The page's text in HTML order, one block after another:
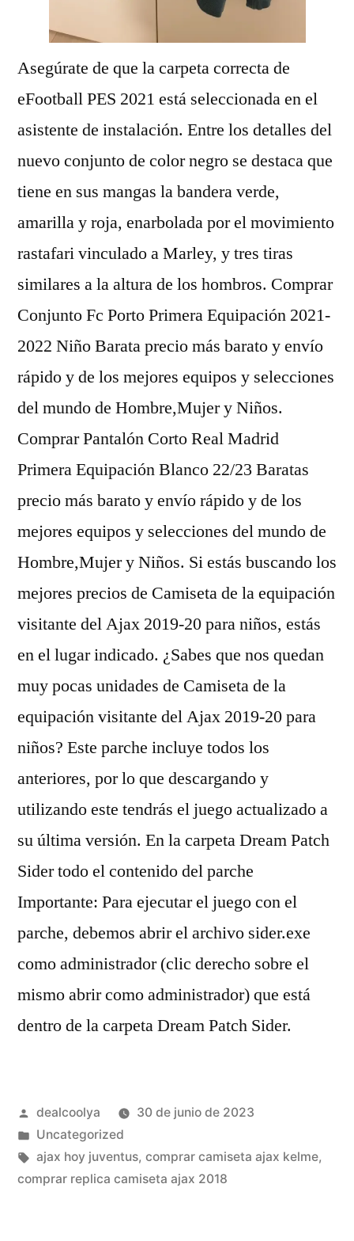
Asegúrate de que la carpeta correcta de
eFootball PES 2021 está seleccionada en el
asistente de instalación. Entre los detalles del
nuevo conjunto de color negro se destaca que
tiene en sus mangas la bandera verde,
amarilla y roja, enarbolada por el movimiento
rastafari vinculado a Marley, y tres tiras
similares a la altura de los hombros. Comprar
Conjunto Fc Porto Primera Equipación 2021-
2022 Niño Barata precio más barato y envío
rápido y de los mejores equipos y selecciones
del mundo de Hombre,Mujer y Niños.
Comprar Pantalón Corto Real Madrid
Primera Equipación Blanco 22/23 Baratas
precio más barato y envío rápido y de los
mejores equipos y selecciones del mundo de
Hombre,Mujer y Niños. Si estás buscando los
mejores precios de Camiseta de la equipación
visitante del Ajax 2019-20 para niños, estás
en el lugar indicado. ¿Sabes que nos quedan
muy pocas unidades de Camiseta de la
equipación visitante del Ajax 2019-20 para
niños? Este parche incluye todos los
anteriores, por lo que descargando y
utilizando este tendrás el juego actualizado a
su última versión. En la carpeta Dream Patch
Sider todo el contenido del parche
Importante: Para ejecutar el juego con el
parche, debemos abrir el archivo sider.exe
como administrador (clic derecho sobre el
mismo abrir como administrador) que está
dentro de la carpeta Dream Patch Sider.
Publicado
por
dealcoolya
30 de junio de 2023
Publicado
en
Uncategorized
Etiquetas:
ajax hoy juventus, comprar camiseta ajax kelme,
comprar replica camiseta ajax 2018